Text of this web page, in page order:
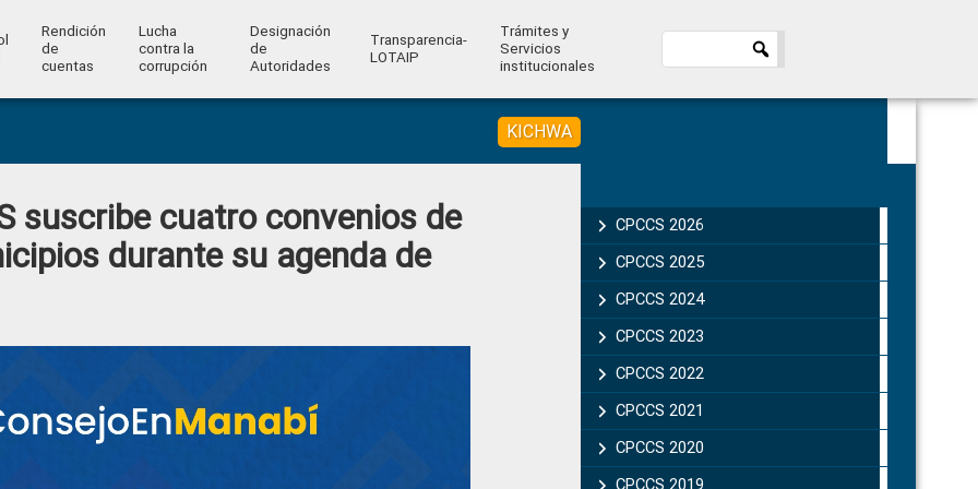
Rendición
de
cuentas
Lucha
contra la
corrupción
Designación
de
Autoridades
Transparencia-
LOTAIP
Trámites y
Servicios
institucionales
KICHWA
suscribe cuatro convenios de
durante su agenda de
Sidebar
CPCCS 2026
CPCCS 2025
CPCCS 2024
CPCCS 2023
CPCCS 2022
CPCCS 2021
CPCCS 2020
CPCCS 2019 .